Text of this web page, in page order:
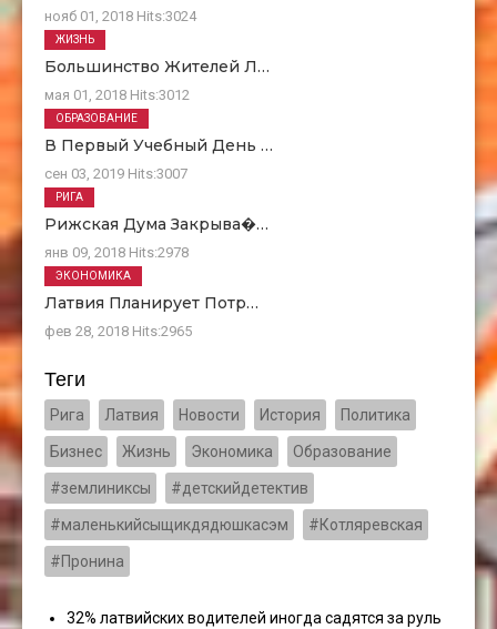
нояб 01, 2018 Hits:3024
Большинство Жителей Л…
мая 01, 2018 Hits:3012
ЖИЗНЬ
В Первый Учебный День …
сен 03, 2019 Hits:3007
ОБРАЗОВАНИЕ
Рижская Дума Закрыва�…
янв 09, 2018 Hits:2978
РИГА
Латвия Планирует Потр…
фев 28, 2018 Hits:2965
ЭКОНОМИКА
Теги
Рига Латвия Новости История Политика
Бизнес Жизнь Экономика Образование
#землиниксы #детскийдетектив
#маленькийсыщикдядюшкасэм #Котляревская
#Пронина
32% латвийских водителей иногда садятся за руль